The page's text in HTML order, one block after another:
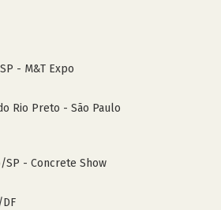
- M&T Expo
Rio Preto - São Paulo
SP - Concrete Show